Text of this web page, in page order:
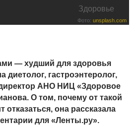
Здоровье
Фото: unsplash.com
— худший для здоровья
диетолог, гастроэнтеролог,
АНО НИЦ «Здоровое
О том, почему от такой
отказаться, она рассказала
для «Ленты.ру».